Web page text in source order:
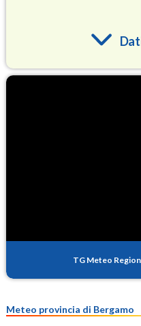
PM25
TG Meteo
Meteo provincia di Bergamo